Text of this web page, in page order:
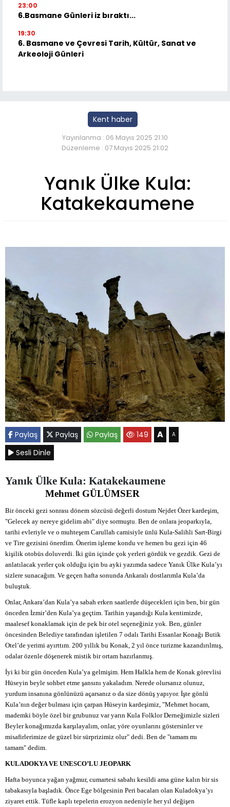
23:00
6.Basmane Günleri iz bıraktı...
19:30
6. Basmane ve Çevresi Tarih, Kültür, Sanat ve
Arkeoloji Günleri
Kent haber
Yayınlanma : 06 Mayıs 2025 21:10
Düzenleme : 07 Mayıs 2025 21:02
Yanık Ülke Kula:
Katakekaumene
Paylaş Paylaş Paylaş 149 A A
Sesli Dinle
Yanık Ülke Kula: Katakekaumene
Mehmet GÜLÜMSER
Bir önceki gezi sonrası dönem sözcüsü değerli dostum Nejdet Özer kardeşim,
"Gelecek ay nereye gidelim abi" diye sormuştu. Ben de onlara jeoparkıyla,
tarihi evleriyle ve o muhteşem Carullah camisiyle ünlü Kula-Salihli Sart-Birgi
ve Tire gezisini önerdim. Önerim işleme kondu ve hemen bu gezi için 46
kişilik otobüs doluverdi. İki gün içinde çok yerleri gördük ve gezdik. Gezi de
anlatılacak yerler çok olduğu için bu ayki yazımda sadece Yanık Ülke Kula’yı
sizlere sunacağım. Ve geçen hafta sonunda Ankaralı dostlarımla Kula’da
buluştuk.
Onlar, Ankara’dan Kula’ya sabah erken saatlerde düşecekleri için ben, bir gün
önceden İzmir’den Kula’ya geçtim. Tarihin yaşandığı Kula kentimizde,
maalesef konaklamak için de pek bir otel seçeneğiniz yok. Ben, günler
öncesinden Belediye tarafından işletilen 7 odalı Tarihi Essanlar Konağı Butik
Otel’de yerimi ayırttım. 200 yıllık bu Konak, 2 yıl önce turizme kazandırılmış,
odalar özenle döşenerek mistik bir ortam hazırlanmış.
İyi ki bir gün önceden Kula’ya gelmişim. Hem Halkla hem de Konak görevlisi
Hüseyin beyle sohbet etme şansını yakaladım. Nerede olursanız olunuz,
yurdum insanına gönlünüzü açarsanız o da size dönüş yapıyor. İşte gönlü
Kula’nın değer bulması için çarpan Hüseyin kardeşimiz, "Mehmet hocam,
mademki böyle özel bir grubunuz var yarın Kula Folklor Derneğimizle sizleri
Beyler konağımızda karşılayalım, onlar, yöre oyunlarını göstersinler ve
misafirlerimize de güzel bir sürprizimiz olur" dedi. Ben de "tamam mı
tamam" dedim.
KULADOKYA VE UNESCO’LU JEOPARK
Hafta boyunca yağan yağmur, cumartesi sabahı kesildi ama güne kalın bir sis
tabakasıyla başladık. Önce Ege bölgesinin Peri bacaları olan Kuladokya’yı
ziyaret ettik. Tüfle kaplı tepelerin erozyon nedeniyle her yıl değişen